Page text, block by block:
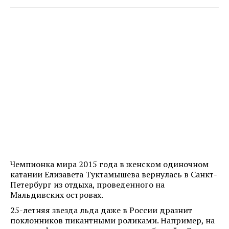
Чемпионка мира 2015 года в женском одиночном
катании Елизавета Туктамышева вернулась в Санкт-
Петербург из отдыха, проведенного на
Мальдивских островах.
25-летняя звезда льда даже в России дразнит
поклонников пикантными роликами. Например, на